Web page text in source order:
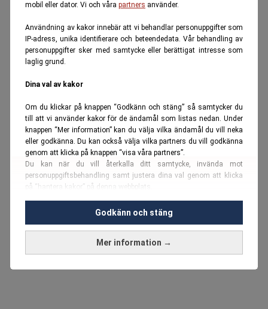
mobil eller dator. Vi och våra partners använder.
Användning av kakor innebär att vi behandlar personuppgifter som
IP-adress, unika identifierare och beteendedata. Vår behandling av
personuppgifter sker med samtycke eller berättigat intresse som
laglig grund.
Dina val av kakor
Om du klickar på knappen “Godkänn och stäng” så samtycker du
till att vi använder kakor för de ändamål som listas nedan. Under
knappen “Mer information” kan du välja vilka ändamål du vill neka
eller godkänna. Du kan också välja vilka partners du vill godkänna
genom att klicka på knappen “visa våra partners”.
Du kan när du vill återkalla ditt samtycke, invända mot
personuppgiftsbehandling samt justera dina val genom att klicka
på “hantera kakor” på denna webbplats.
Du kan fördjupa dig ytterligare i vårcookie-policy
Vi använder kakor och personuppgifter för dessa syften:
Nödvändiga cookies och liknande tekniker, anpassning av
Mer information →
Godkänn och stäng